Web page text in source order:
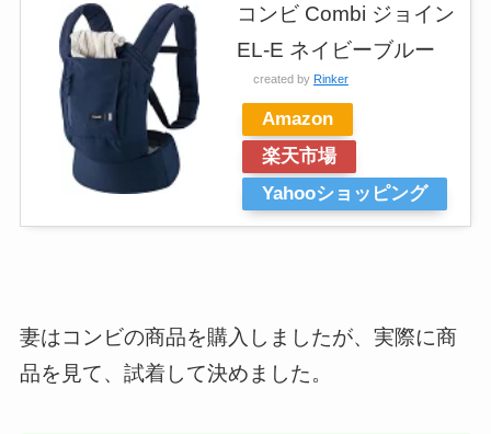
コンビ Combi ジョイン
EL-E ネイビーブルー
created by Rinker
Amazon
楽天市場
Yahooショッピング
妻はコンビの商品を購入しましたが、実際に商
品を見て、試着して決めました。